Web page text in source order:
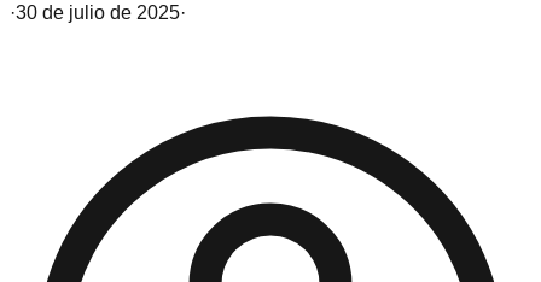
·30 de julio de 2025·